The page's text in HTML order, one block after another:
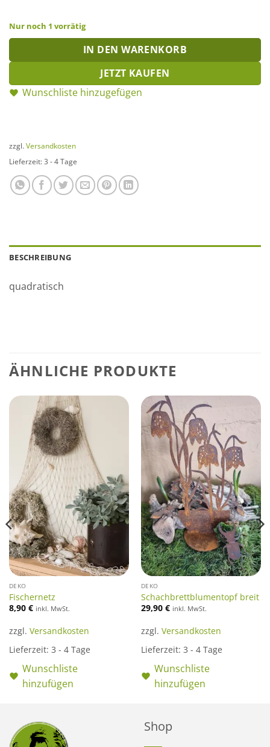
Nur noch 1 vorrätig
IN DEN WARENKORB
JETZT KAUFEN
Wunschliste hinzugefügen
zzgl. Versandkosten
Lieferzeit: 3 - 4 Tage
BESCHREIBUNG
quadratisch
ÄHNLICHE PRODUKTE
DEKO
Fischernetz
8,90 € inkl. MwSt.
zzgl. Versandkosten
Lieferzeit: 3 - 4 Tage
Wunschliste
hinzufügen
DEKO
Schachbrettblumentopf breit
29,90 € inkl. MwSt.
zzgl. Versandkosten
Lieferzeit: 3 - 4 Tage
Wunschliste
hinzufügen
Shop